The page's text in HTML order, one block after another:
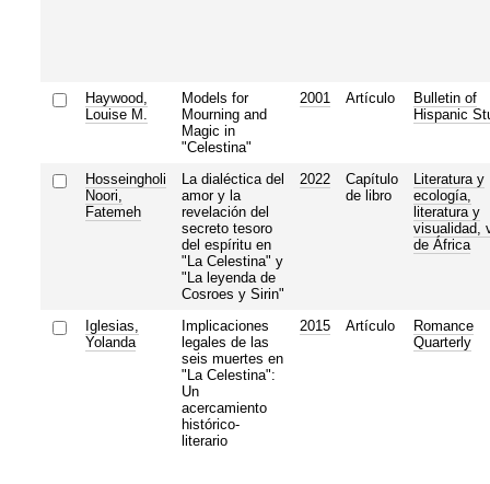
Haywood,
Louise M.
Models for
Mourning and
Magic in
"Celestina"
2001 Artículo
Bulletin of
Hispanic
Hosseingholi
Noori,
Fatemeh
La dialéctica del
amor y la
revelación del
secreto tesoro
del espíritu en
"La Celestina" y
"La leyenda de
Cosroes y Sirin"
2022
Capítulo
de libro
Literatura y
ecología,
literatura y
visualidad,
de África
Iglesias,
Yolanda
Implicaciones
legales de las
seis muertes en
"La Celestina":
Un
acercamiento
histórico-
literario
2015 Artículo
Romance
Quarterly